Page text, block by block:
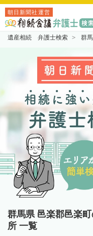
朝日新聞社運営
遺産相続 弁護士検索 群
群馬県 邑楽郡邑楽
所 一覧